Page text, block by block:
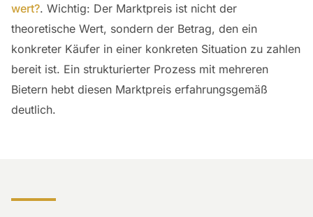
wert?. Wichtig: Der Marktpreis ist nicht der
theoretische Wert, sondern der Betrag, den ein
konkreter Käufer in einer konkreten Situation zu zahlen
bereit ist. Ein strukturierter Prozess mit mehreren
Bietern hebt diesen Marktpreis erfahrungsgemäß
deutlich.